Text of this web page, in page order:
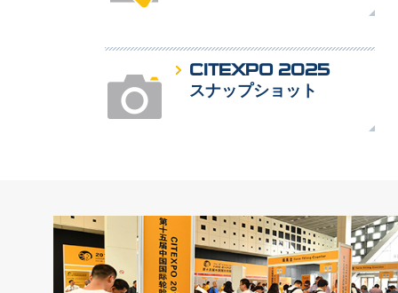
CITEXPO 2025
スナップショット